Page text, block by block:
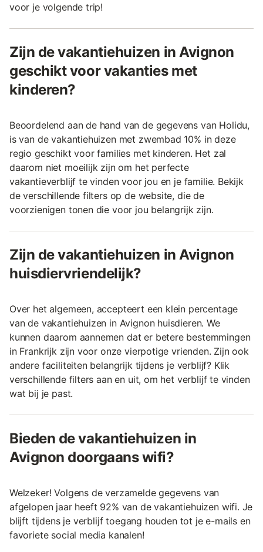
voor je volgende trip!
Zijn de vakantiehuizen in Avignon
geschikt voor vakanties met
kinderen?
Beoordelend aan de hand van de gegevens van Holidu,
is van de vakantiehuizen met zwembad 10% in deze
regio geschikt voor families met kinderen. Het zal
daarom niet moeilijk zijn om het perfecte
vakantieverblijf te vinden voor jou en je familie. Bekijk
de verschillende filters op de website, die de
voorzienigen tonen die voor jou belangrijk zijn.
Zijn de vakantiehuizen in Avignon
huisdiervriendelijk?
Over het algemeen, accepteert een klein percentage
van de vakantiehuizen in Avignon huisdieren. We
kunnen daarom aannemen dat er betere bestemmingen
in Frankrijk zijn voor onze vierpotige vrienden. Zijn ook
andere faciliteiten belangrijk tijdens je verblijf? Klik
verschillende filters aan en uit, om het verblijf te vinden
wat bij je past.
Bieden de vakantiehuizen in
Avignon doorgaans wifi?
Welzeker! Volgens de verzamelde gegevens van
afgelopen jaar heeft 92% van de vakantiehuizen wifi. Je
blijft tijdens je verblijf toegang houden tot je e-mails en
favoriete social media kanalen!